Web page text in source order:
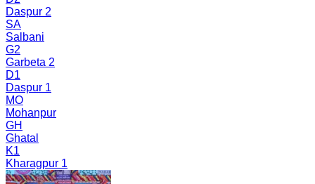
Daspur 2
SA
Salbani
G2
Garbeta 2
D1
Daspur 1
MO
Mohanpur
GH
Ghatal
K1
Kharagpur 1